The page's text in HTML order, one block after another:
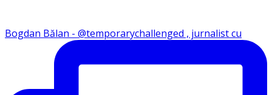
Bogdan Bălan - @temporarychallenged , jurnalist cu